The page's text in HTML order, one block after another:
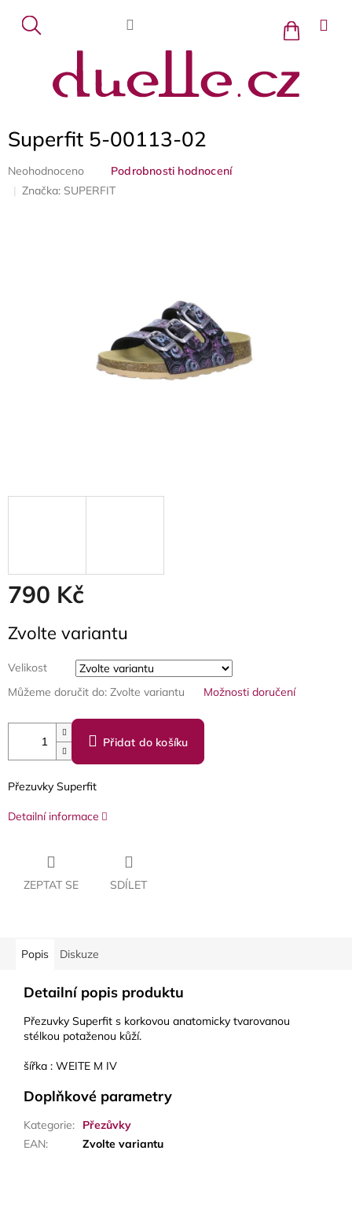
obsah
Nákupní
košík
Superfit 5-00113-02
Průměrné
produktu
Neohodnoceno
Podrobnosti hodnocení
Značka: SUPERFIT
790 Kč
cena:
Zvolte variantu
Velikost
Můžeme doručit do: Zvolte variantu Možnosti doručení
Přidat do košíku
Přezuvky Superfit
Detailní informace
ZEPTAT SE SDÍLET
Popis Diskuze
Detailní popis produktu
Přezuvky Superfit s korkovou anatomicky tvarovanou
stélkou potaženou kůží.
šířka : WEITE M IV
Doplňkové parametry
Kategorie:
Přezůvky
EAN: Zvolte variantu